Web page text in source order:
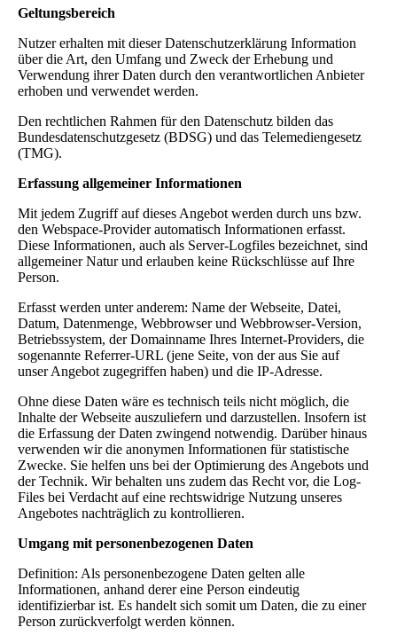
Geltungsbereich
Nutzer erhalten mit dieser Datenschutzerklärung Information
über die Art, den Umfang und Zweck der Erhebung und
Verwendung ihrer Daten durch den verantwortlichen Anbieter
erhoben und verwendet werden.
Den rechtlichen Rahmen für den Datenschutz bilden das
Bundesdatenschutzgesetz (BDSG) und das Telemediengesetz
(TMG).
Erfassung allgemeiner Informationen
Mit jedem Zugriff auf dieses Angebot werden durch uns bzw.
den Webspace-Provider automatisch Informationen erfasst.
Diese Informationen, auch als Server-Logfiles bezeichnet, sind
allgemeiner Natur und erlauben keine Rückschlüsse auf Ihre
Person.
Erfasst werden unter anderem: Name der Webseite, Datei,
Datum, Datenmenge, Webbrowser und Webbrowser-Version,
Betriebssystem, der Domainname Ihres Internet-Providers, die
sogenannte Referrer-URL (jene Seite, von der aus Sie auf
unser Angebot zugegriffen haben) und die IP-Adresse.
Ohne diese Daten wäre es technisch teils nicht möglich, die
Inhalte der Webseite auszuliefern und darzustellen. Insofern ist
die Erfassung der Daten zwingend notwendig. Darüber hinaus
verwenden wir die anonymen Informationen für statistische
Zwecke. Sie helfen uns bei der Optimierung des Angebots und
der Technik. Wir behalten uns zudem das Recht vor, die Log-
Files bei Verdacht auf eine rechtswidrige Nutzung unseres
Angebotes nachträglich zu kontrollieren.
Umgang mit personenbezogenen Daten
Definition: Als personenbezogene Daten gelten alle
Informationen, anhand derer eine Person eindeutig
identifizierbar ist. Es handelt sich somit um Daten, die zu einer
Person zurückverfolgt werden können.